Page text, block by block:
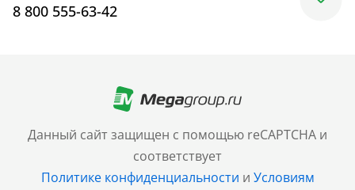
Данный сайт защищен с помощью reCAPTCHA и
соответствует
Политике конфиденциальности и Условиям
8 800 555-63-42
+7 (499) 705-30-10
Санкт-Петербург
+7 (812) 600-77-33